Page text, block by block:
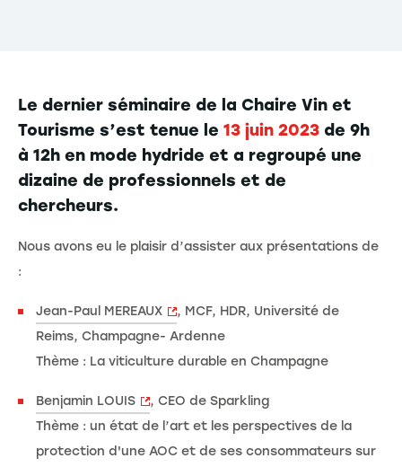
Le dernier séminaire de la Chaire Vin et
Tourisme s’est tenue le 13 juin 2023 de 9h
à 12h en mode hydride et a regroupé une
dizaine de professionnels et de
chercheurs.
Nous avons eu le plaisir d’assister aux présentations de
:
Jean-Paul MEREAUX
, MCF, HDR, Université de
Reims, Champagne- Ardenne
Thème : La viticulture durable en Champagne
Benjamin LOUIS
, CEO de Sparkling
Thème : un état de l’art et les perspectives de la
protection d'une AOC et de ses consommateurs sur